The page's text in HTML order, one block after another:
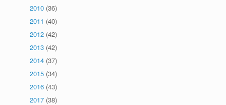
2010 (36)
2011 (40)
2012 (42)
2013 (42)
2014 (37)
2015 (34)
2016 (43)
2017 (38)